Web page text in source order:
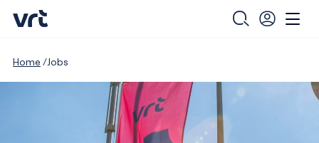
Home Jobs